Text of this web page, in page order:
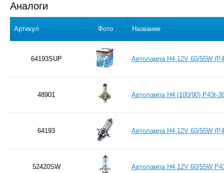
Аналоги
Артикул Фото Название
64193SUP Автолампа H4 12V 60/55W
48901 Автолампа H4 (100/90) P43t-
64193 Автолампа H4 12V 60/55W
52420SW Автолампа H4 12V 60/55W